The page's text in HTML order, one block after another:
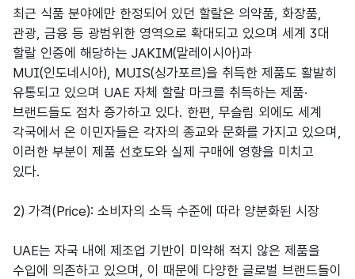
최근 식품 분야에만 한정되어 있던 할랄은 의약품, 화장품,
관광, 금융 등 광범위한 영역으로 확대되고 있으며 세계 3대
할랄 인증에 해당하는 JAKIM(말레이시아)과
MUI(인도네시아), MUIS(싱가포르)을 취득한 제품도 활발히
유통되고 있으며 UAE 자체 할랄 마크를 취득하는 제품·
브랜드들도 점차 증가하고 있다. 한편, 무슬림 외에도 세계
각국에서 온 이민자들은 각자의 종교와 문화를 가지고 있으며,
이러한 부분이 제품 선호도와 실제 구매에 영향을 미치고
있다.
2) 가격(Price): 소비자의 소득 수준에 따라 양분화된 시장
UAE는 자국 내에 제조업 기반이 미약해 적지 않은 제품을
수입에 의존하고 있으며, 이 때문에 다양한 글로벌 브랜드들이